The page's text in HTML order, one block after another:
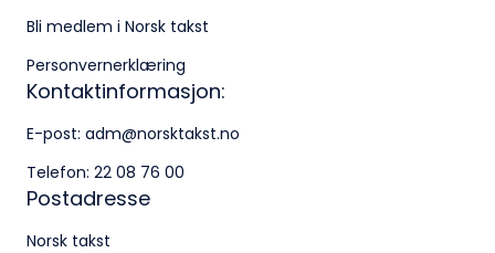
Bli medlem i Norsk takst
Personvernerklæring
Kontaktinformasjon:
E-post: adm@norsktakst.no
Telefon: 22 08 76 00
Postadresse
Norsk takst